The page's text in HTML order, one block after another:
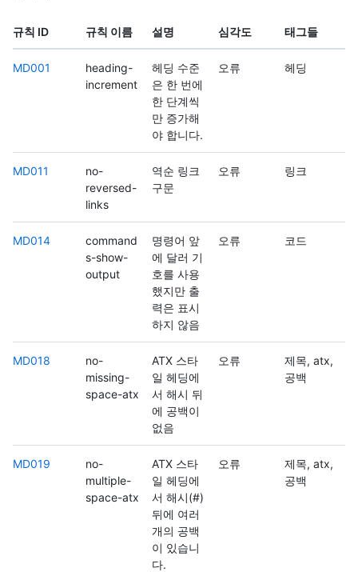
규칙 ID 규칙 이름 설명 심각도 태그들
MD001
heading-
increment
헤딩 수준
은 한 번에
한 단계씩
만 증가해
야 합니다.
오류 헤딩
MD011
no-
reversed-
links
역순 링크
구문
오류 링크
MD014
command
s-show-
output
명령어 앞
에 달러 기
호를 사용
했지만 출
력은 표시
하지 않음
오류 코드
MD018
no-
missing-
space-atx
ATX 스타
일 헤딩에
서 해시 뒤
에 공백이
없음
오류
제목, atx,
공백
MD019
no-
multiple-
space-atx
ATX 스타
일 헤딩에
서 해시(#)
뒤에 여러
개의 공백
이 있습니
다.
오류
제목, atx,
공백